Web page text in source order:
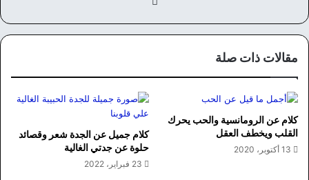
وك
مقالات ذات صلة
كلام عن الرومانسية والحب يحرك
القلب ويخطف العقل
13 أكتوبر، 2020
كلام جميل عن الجدة شعر وقصائد
حلوة عن جدتي الغالية
23 فبراير، 2022